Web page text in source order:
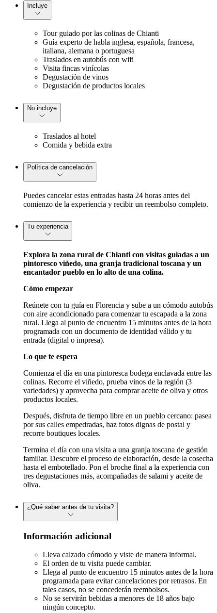
Incluye
Tour guiado por las colinas de Chianti
Guía experto de habla inglesa, española, francesa,
italiana, alemana o portuguesa
Traslados en autobús con wifi
Visita fincas vinícolas
Degustación de vinos
Degustación de productos locales
No incluye
Traslados al hotel
Comida y bebida extra
Política de cancelación
Puedes cancelar estas entradas hasta 24 horas antes del
comienzo de la experiencia y recibir un reembolso completo.
Tu experiencia
Explora la zona rural de Chianti con visitas guiadas a un
pintoresco viñedo, una granja tradicional toscana y un
encantador pueblo en lo alto de una colina.
Cómo empezar
Reúnete con tu guía en Florencia y sube a un cómodo autobús
con aire acondicionado para comenzar tu escapada a la zona
rural. Llega al punto de encuentro 15 minutos antes de la hora
programada con un documento de identidad válido y tu
entrada (digital o impresa).
Lo que te espera
Comienza el día en una pintoresca bodega enclavada entre las
colinas. Recorre el viñedo, prueba vinos de la región (3
variedades) y aprovecha para comprar aceite de oliva y otros
productos locales.
Después, disfruta de tiempo libre en un pueblo cercano: pasea
por sus calles empedradas, haz fotos dignas de postal y
recorre boutiques locales.
Termina el día con una visita a una granja toscana de gestión
familiar. Descubre el proceso de elaboración, desde la cosecha
hasta el embotellado. Pon el broche final a la experiencia con
tres degustaciones más, acompañadas de salami y aceite de
oliva.
¿Qué saber antes de tu visita?
Información adicional
Lleva calzado cómodo y viste de manera informal.
El orden de tu visita puede cambiar.
Llega al punto de encuentro 15 minutos antes de la hora
programada para evitar cancelaciones por retrasos. En
tales casos, no se concederán reembolsos.
No se servirán bebidas a menores de 18 años bajo
ningún concepto.